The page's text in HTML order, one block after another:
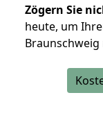
Zögern Sie
heute, um
Braunschweig